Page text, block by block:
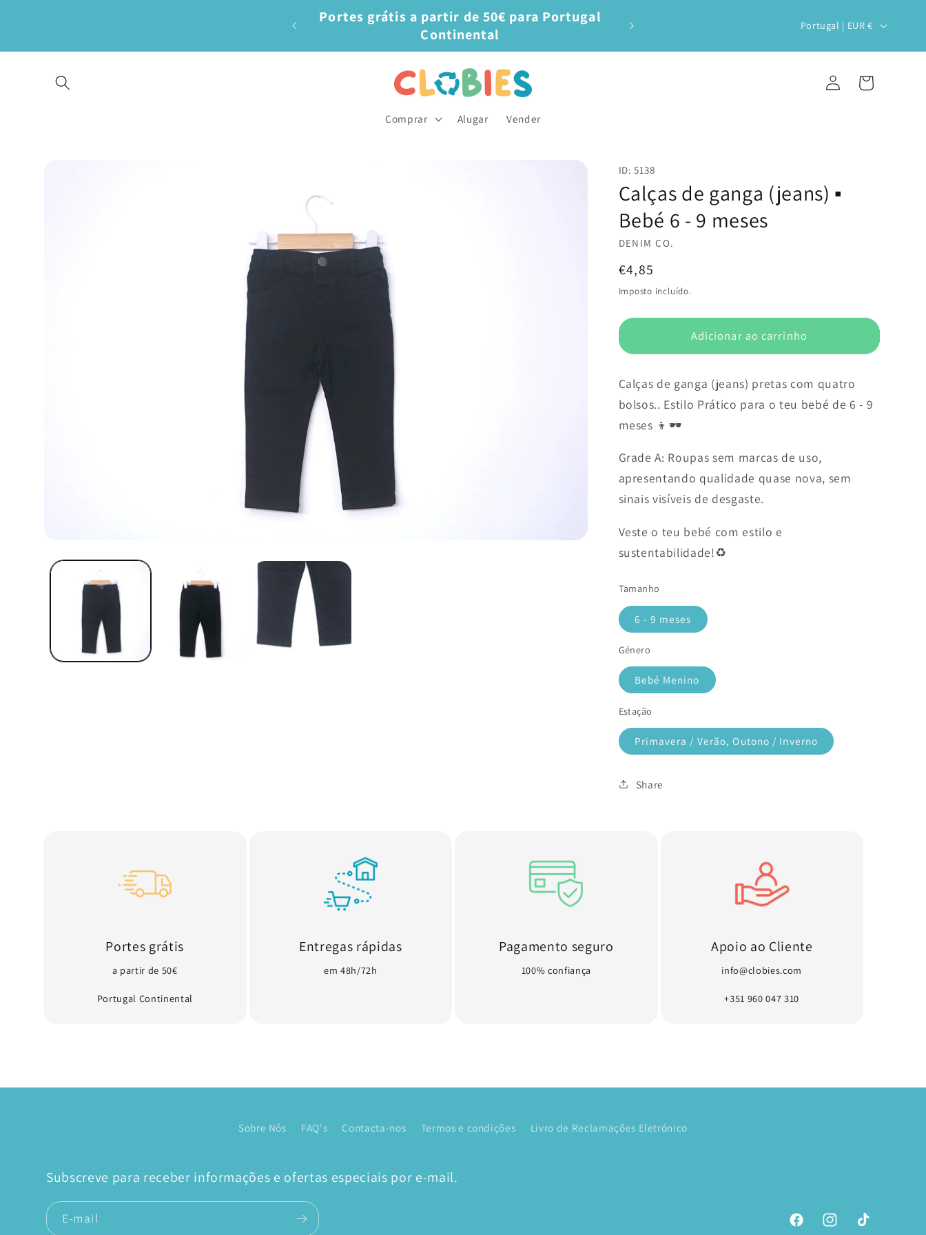
Portes grátis a partir de 50€ para Portugal
Continental
sustentabilidade!
P
a
g
i
Portugal | EUR €
Comprar Alugar Vender
Iniciar
sessão
Carrinho
ID: 5138
Calças de ganga (jeans) ▪️
Bebé 6 - 9 meses
DENIM CO.
Preço
normal
€4,85
Imposto incluído.
Adicionar ao carrinho
Calças de ganga (jeans) pretas com quatro
bolsos.. Estilo Prático para o teu bebé de 6 - 9
meses 👦🕶️
Grade A: Roupas sem marcas de uso,
apresentando qualidade quase nova, sem
sinais visíveis de desgaste.
Veste o teu bebé com estilo e
sustentabilidade!♻️
Tamanho
6 - 9 meses
Género
Bebé Menino
Estação
Primavera / Verão, Outono / Inverno
Share
Portes grátis
a partir de 50€
Portugal Continental
Entregas rápidas
em 48h/72h
Pagamento seguro
100% confiança
Apoio ao Cliente
info@clobies.com
+351 960 047 310
Sobre Nós FAQ's Contacta-nos Termos e condições Livro de Reclamações Eletrónico
Subscreve para receber informações e ofertas especiais por e-mail.
E-mail
FacebookInstagramTikTok